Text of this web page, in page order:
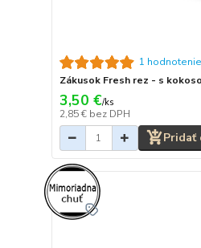
1 hodnotenie
Zákusok Fresh rez - s
3,50 €/ks
2,85 € bez DPH
Pridať